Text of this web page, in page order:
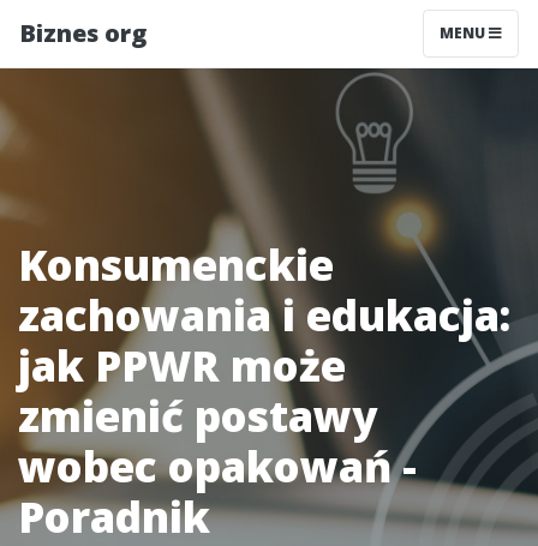
Biznes org MENU
Konsumenckie
zachowania i edukacja:
jak PPWR może
zmienić postawy
wobec opakowań -
Poradnik